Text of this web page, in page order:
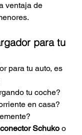
ventaja de
para tu
para tu auto, es
tu coche?
en casa?
conector Schuko o